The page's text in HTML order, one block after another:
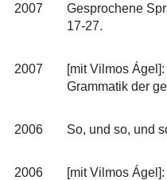
2007
Gesprochene
17-27.
2007
[mit Vilmos
Grammatik der
2006 So, und so, und
2006
[mit Vilmos